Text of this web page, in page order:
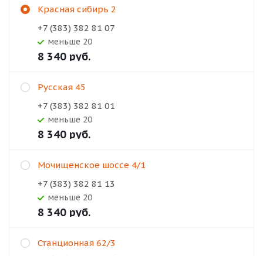
Красная сибирь 2
+7 (383) 382 81 07
Меньше 20
8 340 руб.
Русская 45
+7 (383) 382 81 01
Меньше 20
8 340 руб.
Мочищенское шоссе 4/1
+7 (383) 382 81 13
Меньше 20
8 340 руб.
Станционная 62/3